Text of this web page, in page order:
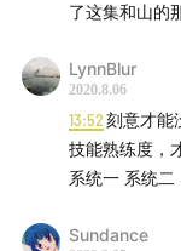
8.不断审视生
9.一个知识点
了这集和山的
LynnBlur
2020.8.06
13:52刻意才能
技能熟练度，
系统一 系统二
Sundance